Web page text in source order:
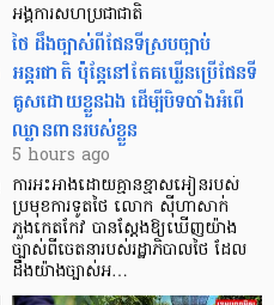
អង្គការសហប្រជាជាតិ
ថៃ ដឹងច្បាស់ពីផែនទីស្របច្បាប់
អន្តរជាតិ ប៉ុន្តែនៅតែគឃ្លើនប្រើផែនទី
គូសដោយខ្លួនឯង ដើម្បីបិទបាំងអំពើ
ឈ្លានពានរបស់ខ្លួន
5 hours ago
ការអះអាងដោយគ្មានខ្មាសអៀនរបស់
ប្រមុខការទូតថៃ លោក ស៊ីហាសាក់
ភួងកេតកែវ បានស្តែងឱ្យឃើញយ៉ាង
ច្បាស់ពីចេតនារបស់រដ្ឋាភិបាលថៃ ដែល
ដឹងយ៉ាងច្បាស់អ…